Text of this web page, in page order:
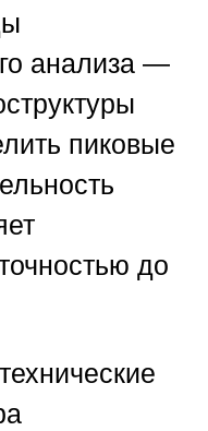
анализа —
пиковые
до